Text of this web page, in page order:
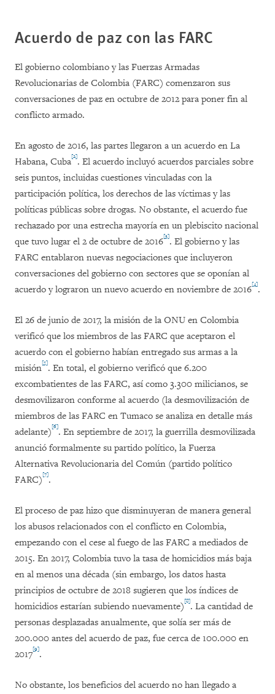
Acuerdo de paz con las FARC
El gobierno colombiano y las Fuerzas Armadas
Revolucionarias de Colombia (FARC) comenzaron sus
conversaciones de paz en octubre de 2012 para poner fin al
conflicto armado.
En agosto de 2016, las partes llegaron a un acuerdo en La
Habana, Cuba[2]. El acuerdo incluyó acuerdos parciales sobre
seis puntos, incluidas cuestiones vinculadas con la
participación política, los derechos de las víctimas y las
políticas públicas sobre drogas. No obstante, el acuerdo fue
rechazado por una estrecha mayoría en un plebiscito nacional
que tuvo lugar el 2 de octubre de 2016[3]. El gobierno y las
FARC entablaron nuevas negociaciones que incluyeron
conversaciones del gobierno con sectores que se oponían al
acuerdo y lograron un nuevo acuerdo en noviembre de 2016[4].
El 26 de junio de 2017, la misión de la ONU en Colombia
verificó que los miembros de las FARC que aceptaron el
acuerdo con el gobierno habían entregado sus armas a la
misión[5]. En total, el gobierno verificó que 6.200
excombatientes de las FARC, así como 3.300 milicianos, se
desmovilizaron conforme al acuerdo (la desmovilización de
miembros de las FARC en Tumaco se analiza en detalle más
adelante)[6]. En septiembre de 2017, la guerrilla desmovilizada
anunció formalmente su partido político, la Fuerza
Alternativa Revolucionaria del Común (partido político
FARC)[7].
El proceso de paz hizo que disminuyeran de manera general
los abusos relacionados con el conflicto en Colombia,
empezando con el cese al fuego de las FARC a mediados de
2015. En 2017, Colombia tuvo la tasa de homicidios más baja
en al menos una década (sin embargo, los datos hasta
principios de octubre de 2018 sugieren que los índices de
homicidios estarían subiendo nuevamente)[8]. La cantidad de
personas desplazadas anualmente, que solía ser más de
200.000 antes del acuerdo de paz, fue cerca de 100.000 en
2017[9].
No obstante, los beneficios del acuerdo no han llegado a